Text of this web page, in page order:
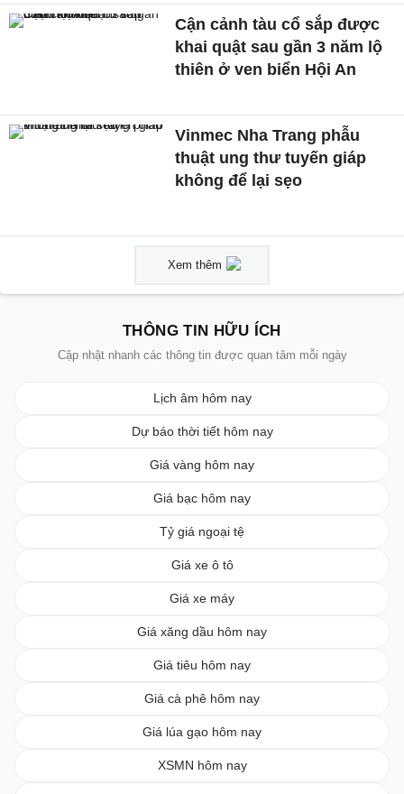
Cận cảnh tàu cổ sắp được
khai quật sau gần 3 năm lộ
thiên ở ven biển Hội An
Vinmec Nha Trang phẫu
thuật ung thư tuyến giáp
không để lại sẹo
Xem thêm
THÔNG TIN HỮU ÍCH
Cập nhật nhanh các thông tin được quan tâm mỗi ngày
Lịch âm hôm nay
Dự báo thời tiết hôm nay
Giá vàng hôm nay
Giá bạc hôm nay
Tỷ giá ngoại tệ
Giá xe ô tô
Giá xe máy
Giá xăng dầu hôm nay
Giá tiêu hôm nay
Giá cà phê hôm nay
Giá lúa gạo hôm nay
XSMN hôm nay